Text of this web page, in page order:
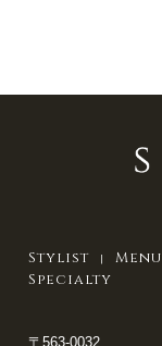
Stylist Menu
Specialty
〒563-0032